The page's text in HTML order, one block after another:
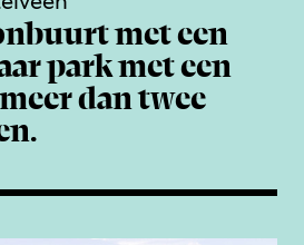
met een
park met een
dan twee